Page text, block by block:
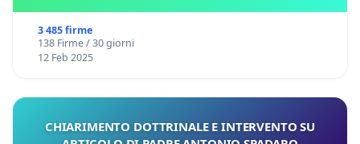
3 485 firme
138 Firme / 30 giorni
12 Feb 2025
CHIARIMENTO DOTTRINALE E INTERVENTO SU